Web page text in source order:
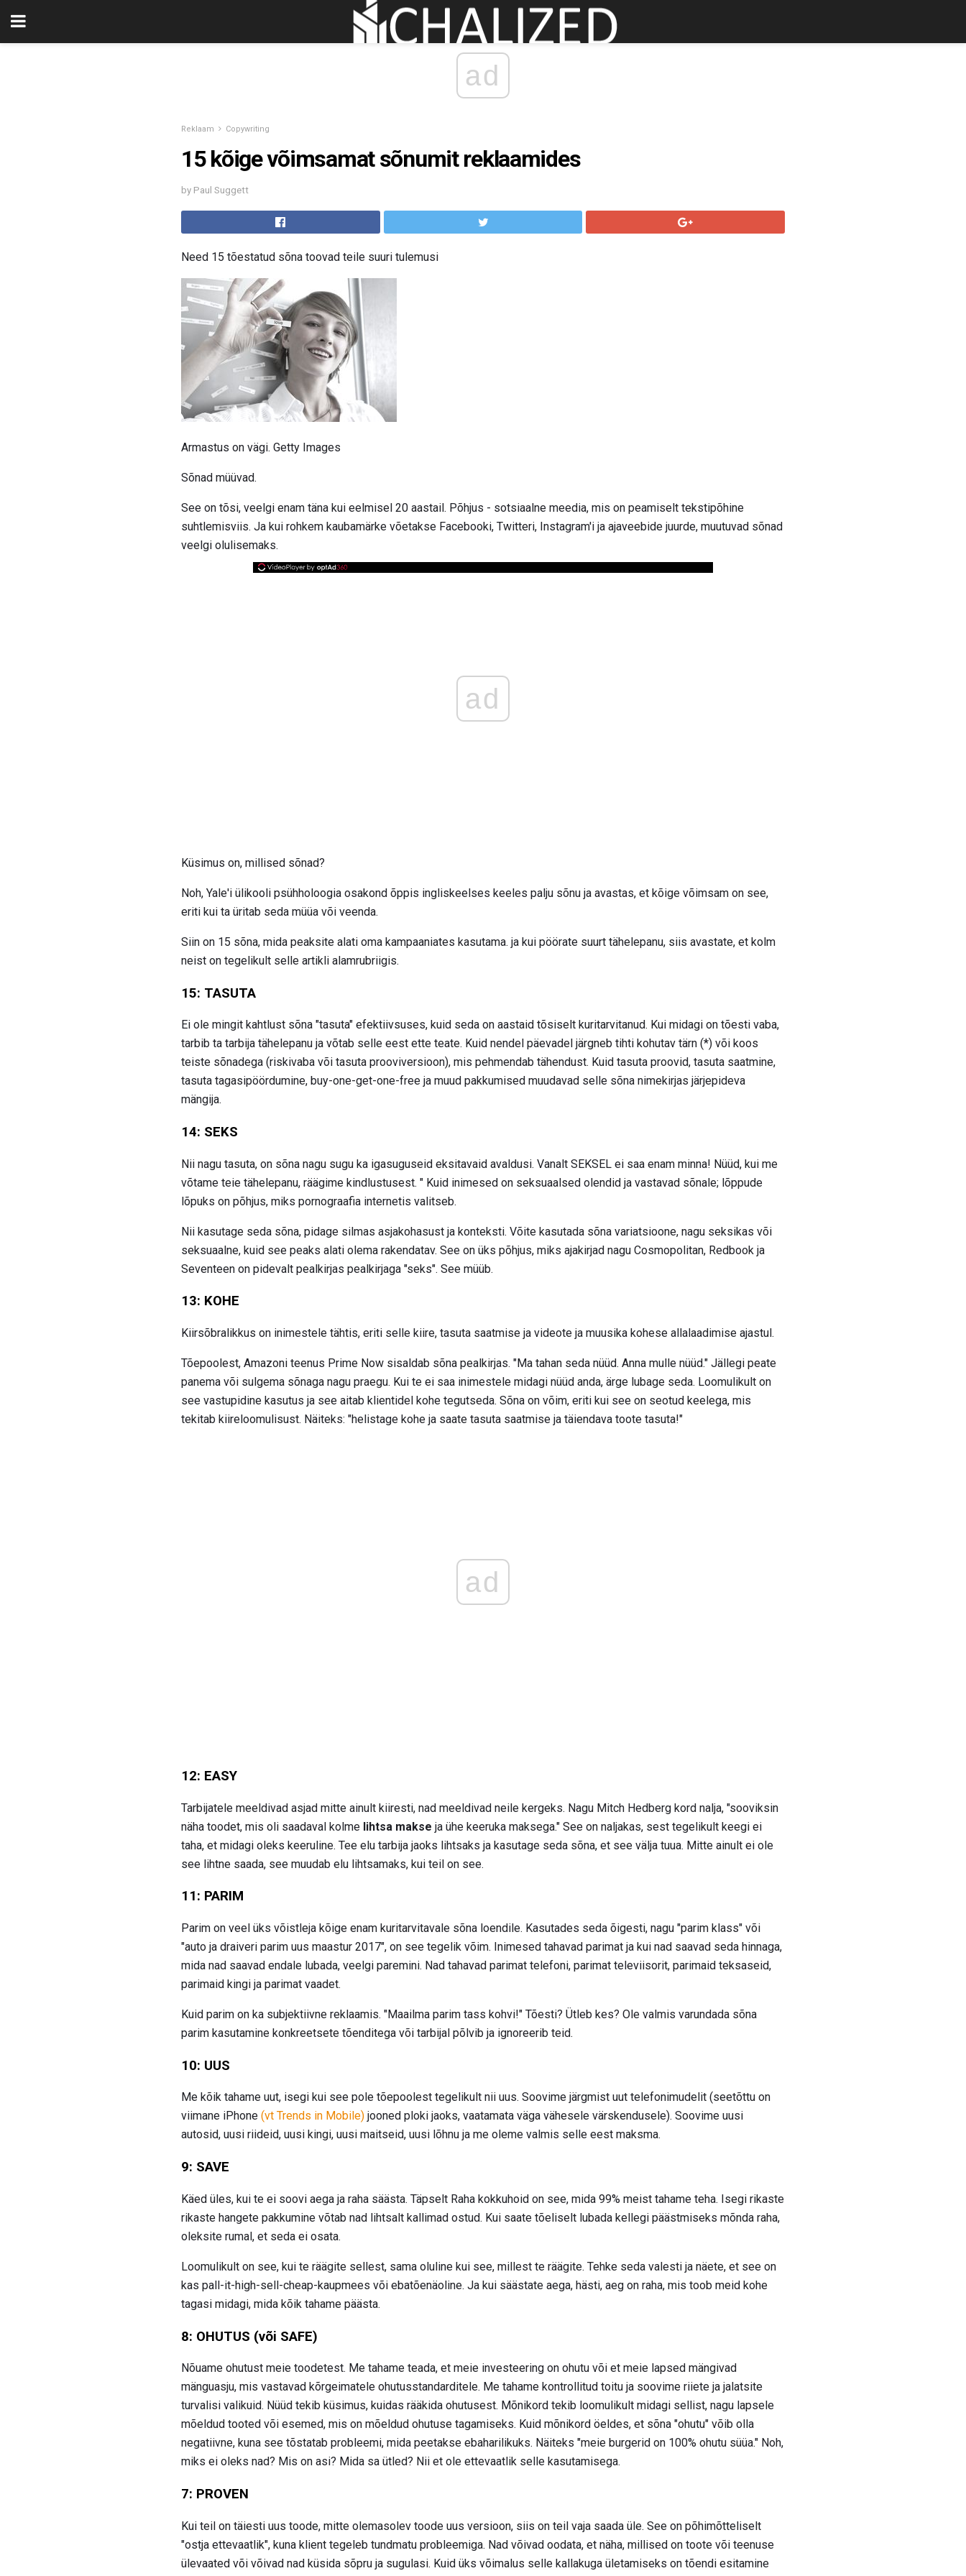
ad
Reklaam Copywriting
15 kõige võimsamat sõnumit reklaamides
by Paul Suggett
Need 15 tõestatud sõna toovad teile suuri tulemusi
Armastus on vägi. Getty Images
Sõnad müüvad.
See on tõsi, veelgi enam täna kui eelmisel 20 aastail. Põhjus - sotsiaalne meedia, mis on peamiselt tekstipõhine
suhtlemisviis. Ja kui rohkem kaubamärke võetakse Facebooki, Twitteri, Instagram'i ja ajaveebide juurde, muutuvad sõnad
veelgi olulisemaks.
ad
Küsimus on, millised sõnad?
Noh, Yale'i ülikooli psühholoogia osakond õppis ingliskeelses keeles palju sõnu ja avastas, et kõige võimsam on see,
eriti kui ta üritab seda müüa või veenda.
Siin on 15 sõna, mida peaksite alati oma kampaaniates kasutama. ja kui pöörate suurt tähelepanu, siis avastate, et kolm
neist on tegelikult selle artikli alamrubriigis.
15: TASUTA
Ei ole mingit kahtlust sõna "tasuta" efektiivsuses, kuid seda on aastaid tõsiselt kuritarvitanud. Kui midagi on tõesti vaba,
tarbib ta tarbija tähelepanu ja võtab selle eest ette teate. Kuid nendel päevadel järgneb tihti kohutav tärn (*) või koos
teiste sõnadega (riskivaba või tasuta prooviversioon), mis pehmendab tähendust. Kuid tasuta proovid, tasuta saatmine,
tasuta tagasipöördumine, buy-one-get-one-free ja muud pakkumised muudavad selle sõna nimekirjas järjepideva
mängija.
14: SEKS
Nii nagu tasuta, on sõna nagu sugu ka igasuguseid eksitavaid avaldusi. Vanalt SEKSEL ei saa enam minna! Nüüd, kui me
võtame teie tähelepanu, räägime kindlustusest. " Kuid inimesed on seksuaalsed olendid ja vastavad sõnale; lõppude
lõpuks on põhjus, miks pornograafia internetis valitseb.
Nii kasutage seda sõna, pidage silmas asjakohasust ja konteksti. Võite kasutada sõna variatsioone, nagu seksikas või
seksuaalne, kuid see peaks alati olema rakendatav. See on üks põhjus, miks ajakirjad nagu Cosmopolitan, Redbook ja
Seventeen on pidevalt pealkirjas pealkirjaga "seks". See müüb.
13: KOHE
Kiirsõbralikkus on inimestele tähtis, eriti selle kiire, tasuta saatmise ja videote ja muusika kohese allalaadimise ajastul.
Tõepoolest, Amazoni teenus Prime Now sisaldab sõna pealkirjas. "Ma tahan seda nüüd. Anna mulle nüüd." Jällegi peate
panema või sulgema sõnaga nagu praegu. Kui te ei saa inimestele midagi nüüd anda, ärge lubage seda. Loomulikult on
see vastupidine kasutus ja see aitab klientidel kohe tegutseda. Sõna on võim, eriti kui see on seotud keelega, mis
tekitab kiireloomulisust. Näiteks: "helistage kohe ja saate tasuta saatmise ja täiendava toote tasuta!"
ad
12: EASY
Tarbijatele meeldivad asjad mitte ainult kiiresti, nad meeldivad neile kergeks. Nagu Mitch Hedberg kord nalja, "sooviksin
näha toodet, mis oli saadaval kolme lihtsa makse ja ühe keeruka maksega." See on naljakas, sest tegelikult keegi ei
taha, et midagi oleks keeruline. Tee elu tarbija jaoks lihtsaks ja kasutage seda sõna, et see välja tuua. Mitte ainult ei ole
see lihtne saada, see muudab elu lihtsamaks, kui teil on see.
11: PARIM
Parim on veel üks võistleja kõige enam kuritarvitavale sõna loendile. Kasutades seda õigesti, nagu "parim klass" või
"auto ja draiveri parim uus maastur 2017", on see tegelik võim. Inimesed tahavad parimat ja kui nad saavad seda hinnaga,
mida nad saavad endale lubada, veelgi paremini. Nad tahavad parimat telefoni, parimat televiisorit, parimaid teksaseid,
parimaid kingi ja parimat vaadet.
Kuid parim on ka subjektiivne reklaamis. "Maailma parim tass kohvi!" Tõesti? Ütleb kes? Ole valmis varundada sõna
parim kasutamine konkreetsete tõenditega või tarbijal põlvib ja ignoreerib teid.
10: UUS
Me kõik tahame uut, isegi kui see pole tõepoolest tegelikult nii uus. Soovime järgmist uut telefonimudelit (seetõttu on
viimane iPhone (vt Trends in Mobile) jooned ploki jaoks, vaatamata väga vähesele värskendusele). Soovime uusi
autosid, uusi riideid, uusi kingi, uusi maitseid, uusi lõhnu ja me oleme valmis selle eest maksma.
9: SAVE
Käed üles, kui te ei soovi aega ja raha säästa. Täpselt Raha kokkuhoid on see, mida 99% meist tahame teha. Isegi rikaste
rikaste hangete pakkumine võtab nad lihtsalt kallimad ostud. Kui saate tõeliselt lubada kellegi päästmiseks mõnda raha,
oleksite rumal, et seda ei osata.
Loomulikult on see, kui te räägite sellest, sama oluline kui see, millest te räägite. Tehke seda valesti ja näete, et see on
kas pall-it-high-sell-cheap-kaupmees või ebatõenäoline. Ja kui säästate aega, hästi, aeg on raha, mis toob meid kohe
tagasi midagi, mida kõik tahame päästa.
8: OHUTUS (või SAFE)
Nõuame ohutust meie toodetest. Me tahame teada, et meie investeering on ohutu või et meie lapsed mängivad
mänguasju, mis vastavad kõrgeimatele ohutusstandarditele. Me tahame kontrollitud toitu ja soovime riiete ja jalatsite
turvalisi valikuid. Nüüd tekib küsimus, kuidas rääkida ohutusest. Mõnikord tekib loomulikult midagi sellist, nagu lapsele
mõeldud tooted või esemed, mis on mõeldud ohutuse tagamiseks. Kuid mõnikord öeldes, et sõna "ohutu" võib olla
negatiivne, kuna see tõstatab probleemi, mida peetakse ebaharilikuks. Näiteks "meie burgerid on 100% ohutu süüa." Noh,
miks ei oleks nad? Mis on asi? Mida sa ütled? Nii et ole ettevaatlik selle kasutamisega.
7: PROVEN
Kui teil on täiesti uus toode, mitte olemasolev toode uus versioon, siis on teil vaja saada üle. See on põhimõtteliselt
"ostja ettevaatlik", kuna klient tegeleb tundmatu probleemiga. Nad võivad oodata, et näha, millised on toote või teenuse
ülevaated või võivad nad küsida sõpru ja sugulasi. Kuid üks võimalus selle kallakuga ületamiseks on tõendi esitamine